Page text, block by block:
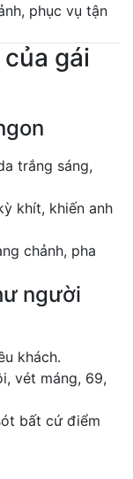
phục vụ tận
gái
trắng sáng,
khít, khiến anh
chảnh, pha
người
khách.
vét máng, 69,
bất cứ điểm